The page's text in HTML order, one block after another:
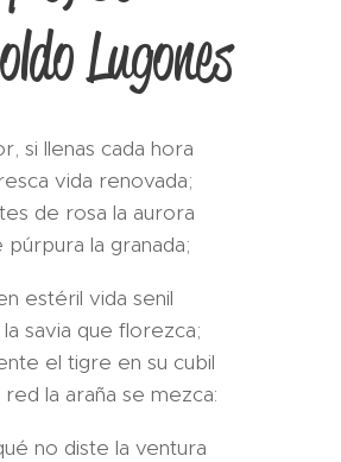
Lugones
si llenas cada hora
vida renovada;
de rosa la aurora
púrpura la granada;
estéril vida senil
la savia que florezca;
el tigre en su cubil
la araña se mezca:
no diste la ventura